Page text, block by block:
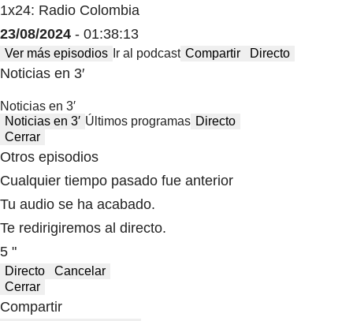
1x24: Radio Colombia
23/08/2024 - 01:38:13
Ver más episodios Ir al podcast Compartir Directo
Noticias en 3′
Noticias en 3′
Noticias en 3′ Últimos programas Directo
Cerrar
Otros episodios
Cualquier tiempo pasado fue anterior
Tu audio se ha acabado.
Te redirigiremos al directo.
5 "
Directo
Cancelar
Cerrar
Compartir